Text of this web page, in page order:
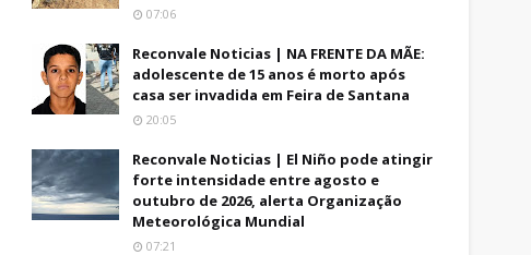
07:06
Reconvale Noticias | NA FRENTE DA MÃE:
adolescente de 15 anos é morto após
casa ser invadida em Feira de Santana
20:05
Reconvale Noticias | El Niño pode atingir
forte intensidade entre agosto e
outubro de 2026, alerta Organização
Meteorológica Mundial
07:21